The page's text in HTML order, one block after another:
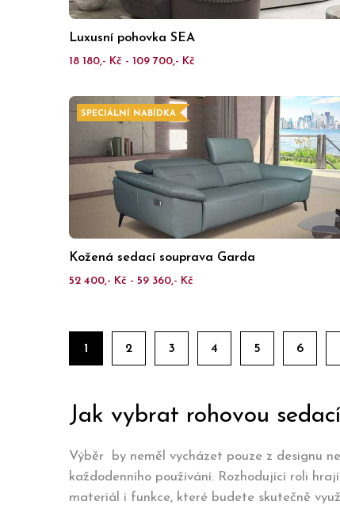
Luxusní pohovka SEA
18 180,- Kč - 109 700,- Kč
SPECIÁLNÍ NABÍDKA
Kožená sedací souprava Garda
52 400,- Kč - 59 360,- Kč
1 2 3 4 5 6
Jak vybrat rohovou
Výběr by neměl vycházet pouze z designu
každodenního používání. Rozhodující roli
materiál i funkce, které budete skutečně